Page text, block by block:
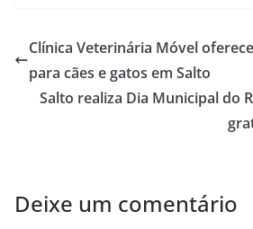
b
o
o
k
s
A
p
p
e
d
I
n
g
r
a
m
Clínica Veterinária Móvel
para cães e gatos em Salto
Salto realiza Dia Municipal do
Deixe um comentário